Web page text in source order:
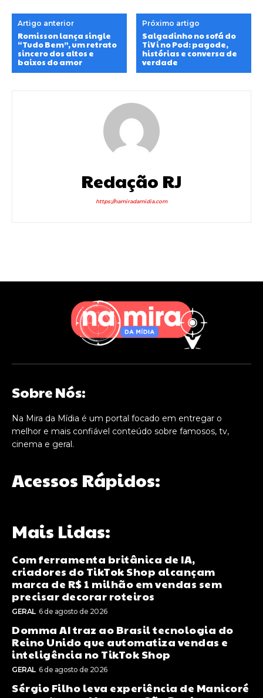
Artigo anterior
Romisson lança single
“Tudo Bem”, um retrato
sincero dos altos e
baixos do amor
Próximo artigo
Salgadinho no sofá do
TiVi no Pod: pagode,
histórias e conversa de
verdade
Redação RJ
https://namiradamidia.com
Sobre Nós:
Na Mira da Mídia é um portal focado em entregar o
melhor e mais confiável conteúdo sobre famosos, tv,
cinema e geral.
Acessos Rápidos:
Mais Lidas:
Com ferramenta britânica de IA,
criadores do TikTok Shop alcançam
marca de R$ 1 milhão em vendas sem
precisar decorar roteiros
GERAL 6 de agosto de 2026
Domma AI traz ao Brasil tecnologia do
Reino Unido que automatiza vendas e
inteligência no TikTok Shop
GERAL 6 de agosto de 2026
Sérgio Filho leva experiência de Manicoré